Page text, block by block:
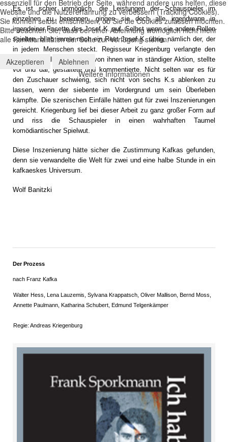
Es ist schier unmöglich, die Leistungen der Schauspieler im
einzelnen zu benennen, gingen sie doch alle irgendwann in
irgendeiner Facette des Josef K. auf. Selbst wenn sie andere Rollen
spielten, blieb immer noch ein Rest Josef K. übrig, nämlich der, der
in jedem Menschen steckt. Regisseur Kriegenburg verlangte den
Darstellern alles ab. Jeder von ihnen war in ständiger Aktion, stellte
vor und dar, gestaltete und kommentierte. Nicht selten war es für
den Zuschauer schwierig, sich nicht von sechs K.s ablenken zu
lassen, wenn der siebente im Vordergrund um sein Überleben
kämpfte. Die szenischen Einfälle hätten gut für zwei Inszenierungen
gereicht. Kriegenburg lief bei dieser Arbeit zu ganz großer Form auf
und riss die Schauspieler in einen wahrhaften Taumel
komödiantischer Spielwut.
Diese Inszenierung hätte sicher die Zustimmung Kafkas gefunden,
denn sie verwandelte die Welt für zwei und eine halbe Stunde in ein
kafkaeskes Universum.
Wolf Banitzki
Der Prozess
nach Franz Kafka
Walter Hess, Lena Lauzemis, Sylvana Krappatsch, Oliver Mallison, Bernd Moss,
Annette Paulmann, Katharina Schubert, Edmund Telgenkämper
Regie: Andreas Kriegenburg
essenziell für den Betrieb der Seite, während andere uns helfen, diese
Website und die Nutzererfahrung zu verbessern (Tracking Cookies).
Sie können selbst entscheiden, ob Sie die Cookies zulassen möchten.
Bitte beachten Sie, dass bei einer Ablehnung womöglich nicht mehr
alle Funktionalitäten der Seite zur Verfügung stehen.
Akzeptieren
Ablehnen
Weitere Informationen